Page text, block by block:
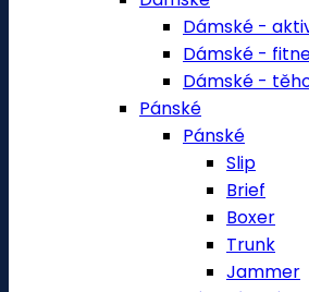
Dámské -
Dámské -
Dámské -
Pánské
Pánské
Slip
Brief
Boxer
Trunk
Jammer